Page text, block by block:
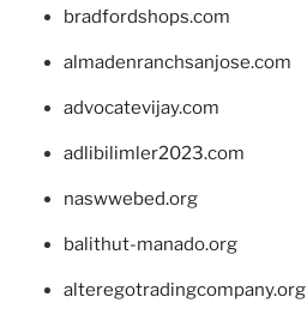
bradfordshops.com
almadenranchsanjose.com
advocatevijay.com
adlibilimler2023.com
naswwebed.org
balithut-manado.org
alteregotradingcompany.org